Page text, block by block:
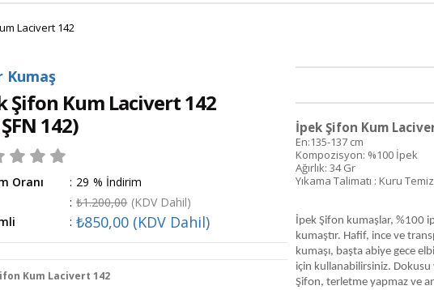
Lacivert 142
Kumaş
Şifon Kum Lacivert 142
142)
Oranı : %
29
İndirim
: ₺1.200,00 (KDV Dahil)
: ₺850,00 (KDV Dahil)
Kum Lacivert 142
İpek Şifon Kum
En:135-137 cm
Kompozisyon: %100 İpek
Ağırlık: 34 Gr
Yıkama Talimatı : Kuru
İpek Şifon kumaşlar, %100
kumaştır. Hafif, ince ve
kumaşı, başta abiye gece
için kullanabilirsiniz.
Şifon, terletme yapmaz ve